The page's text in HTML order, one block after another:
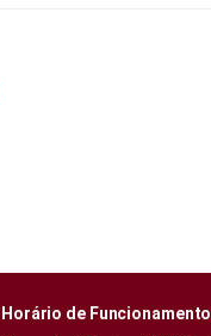
Horário de Funcionamento